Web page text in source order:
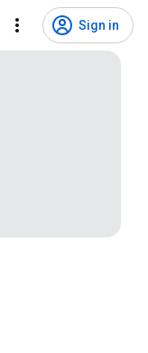
Sign in